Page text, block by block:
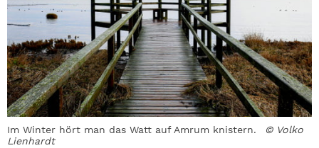
Im Winter hört man das Watt auf Amrum knistern.
© Volko
Lienhardt